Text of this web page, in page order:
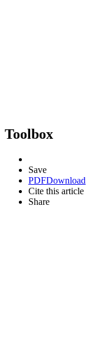
Toolbox
Save
PDFDownload
Cite this article
Share